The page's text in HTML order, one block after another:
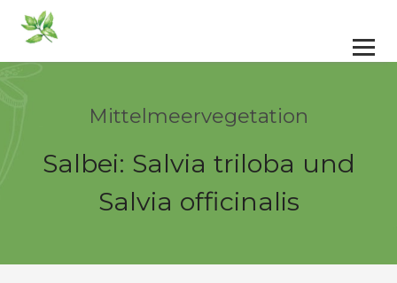
Mittelmeervegetation
Salbei: Salvia triloba und
Salvia officinalis